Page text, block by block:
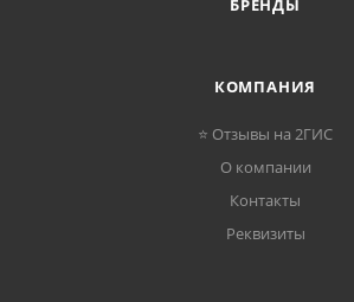
БРЕНДЫ
КОМПАНИЯ
⭐ Отзывы на 2ГИС
О компании
Контакты
Реквизиты